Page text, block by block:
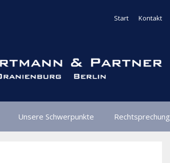
Start Kontakt
Unsere Schwerpunkte Rechtsprechung